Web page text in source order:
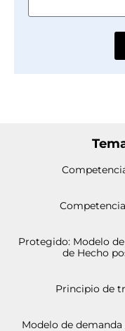
Protegido: Modelo
de Hecho
Principio de
Modelo de